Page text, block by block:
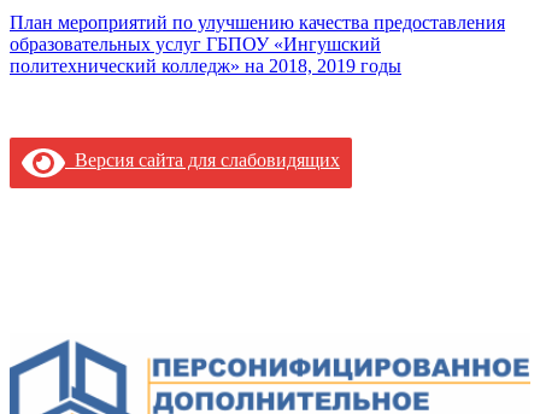
План мероприятий по улучшению качества предоставления
образовательных услуг ГБПОУ «Ингушский
политехнический колледж» на 2018, 2019 годы
Версия сайта для слабовидящих